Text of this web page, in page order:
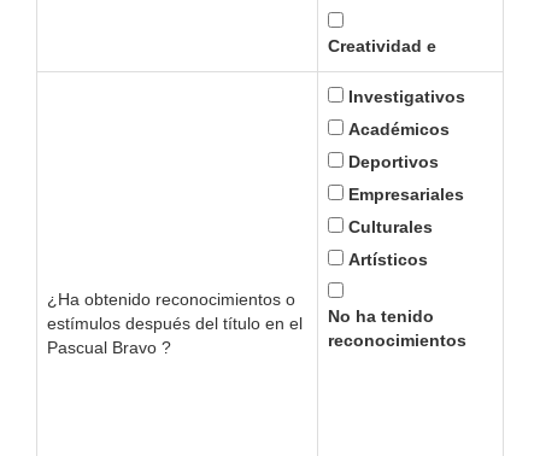
Creatividad e
Innovación
Coaching
Habilidades
blandas
¿Ha obtenido reconocimientos o
estímulos después del título en el
Pascual Bravo ?
Investigativos
Académicos
Deportivos
Empresariales
Culturales
Artísticos
No ha tenido
reconocimientos